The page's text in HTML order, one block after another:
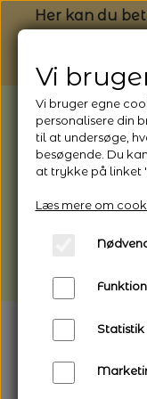
Her kan du
BEMÆRK:
1/8 - 9/8 -
*Webshoppen
afhentning
Vi gør
længere
Vi
Vi bruger egne
personalisere din
til at undersøge,
besøgende. Du
at trykke på linket
Læs mere om